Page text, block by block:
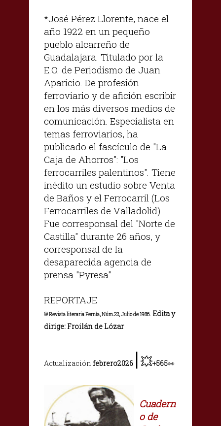
*José Pérez Llorente, nace el
año 1922 en un pequeño
pueblo alcarreño de
Guadalajara. Titulado por la
E.O. de Periodismo de Juan
Aparicio. De profesión
ferroviario y de afición escribir
en los más diversos medios de
comunicación. Especialista en
temas ferroviarios, ha
publicado el fascículo de "La
Caja de Ahorros": "Los
ferrocarriles palentinos". Tiene
inédito un estudio sobre Venta
de Baños y el Ferrocarril (Los
Ferrocarriles de Valladolid).
Fue corresponsal del "Norte de
Castilla" durante 26 años, y
corresponsal de la
desaparecida agencia de
prensa "Pyresa".
REPORTAJE
© Revista literaria Pernía, Núm.22, Julio de 1986. Edita y
dirige: Froilán de Lózar
Actualización febrero2026 |💥+565👀
Cuadern
o de